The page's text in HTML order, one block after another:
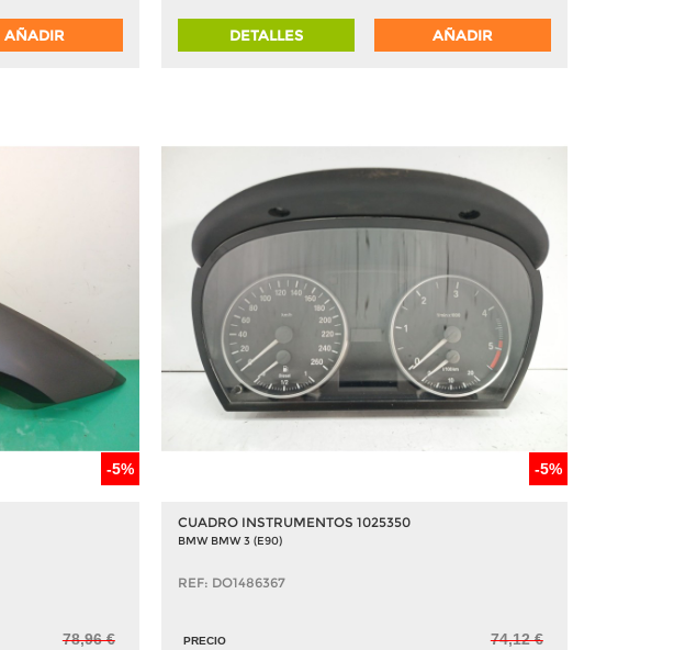
AÑADIR DETALLES AÑADIR
-5%
78,96 €
-5%
CUADRO INSTRUMENTOS 1025350
BMW BMW 3 (E90)
REF: DO1486367
PRECIO 74,12 €